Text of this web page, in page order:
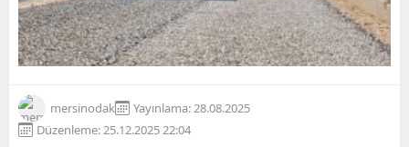
mersinodak
Yayınlama: 28.08.2025
Düzenleme: 25.12.2025 22:04